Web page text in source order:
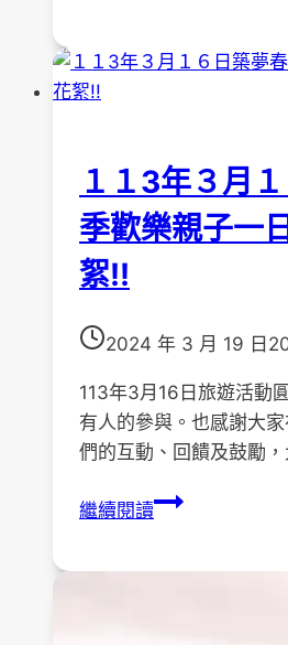
親
恩
奉
茶」
１１3年３月
季歡樂親子一
絮!!
2024 年 3 月 19 日
113年3月16日旅遊活動
有人的參與。也感謝大
們的互動、回饋及鼓勵
繼續閱讀１